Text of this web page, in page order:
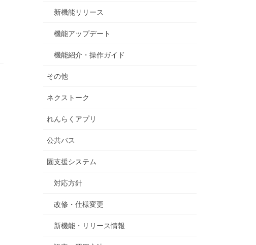
新機能リリース
機能アップデート
機能紹介・操作ガイド
その他
ネクストーク
れんらくアプリ
公共バス
園支援システム
対応方針
改修・仕様変更
新機能・リリース情報